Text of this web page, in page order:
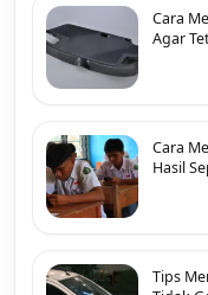
Cara
Agar
Cara
Hasil
Tips